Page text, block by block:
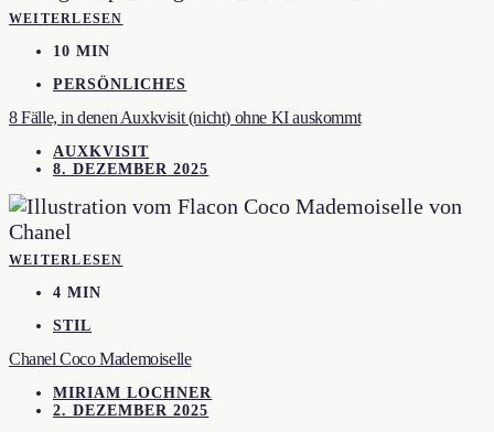
WEITERLESEN
10 MIN
PERSÖNLICHES
8 Fälle, in denen Auxkvisit (nicht) ohne KI auskommt
AUXKVISIT
8. DEZEMBER 2025
WEITERLESEN
4 MIN
STIL
Chanel Coco Mademoiselle
MIRIAM LOCHNER
2. DEZEMBER 2025